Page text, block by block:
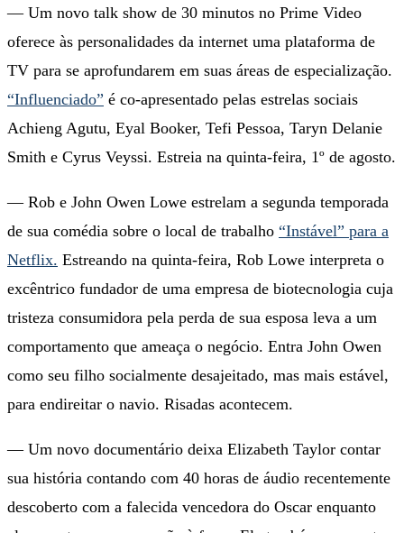
— Um novo talk show de 30 minutos no Prime Video
oferece às personalidades da internet uma plataforma de
TV para se aprofundarem em suas áreas de especialização.
“Influenciado” é co-apresentado pelas estrelas sociais
Achieng Agutu, Eyal Booker, Tefi Pessoa, Taryn Delanie
Smith e Cyrus Veyssi. Estreia na quinta-feira, 1º de agosto.
— Rob e John Owen Lowe estrelam a segunda temporada
de sua comédia sobre o local de trabalho “Instável” para a
Netflix. Estreando na quinta-feira, Rob Lowe interpreta o
excêntrico fundador de uma empresa de biotecnologia cuja
tristeza consumidora pela perda de sua esposa leva a um
comportamento que ameaça o negócio. Entra John Owen
como seu filho socialmente desajeitado, mas mais estável,
para endireitar o navio. Risadas acontecem.
— Um novo documentário deixa Elizabeth Taylor contar
sua história contando com 40 horas de áudio recentemente
descoberto com a falecida vencedora do Oscar enquanto